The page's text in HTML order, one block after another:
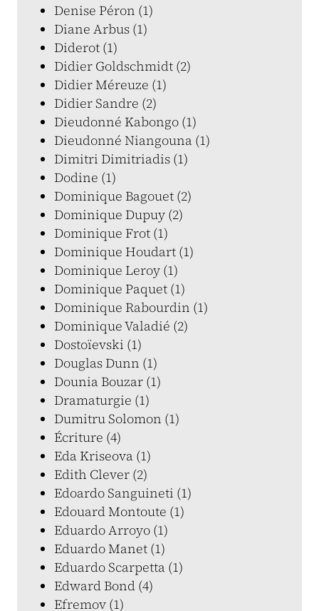
Denise Péron (1)
Diane Arbus (1)
Diderot (1)
Didier Goldschmidt (2)
Didier Méreuze (1)
Didier Sandre (2)
Dieudonné Kabongo (1)
Dieudonné Niangouna (1)
Dimitri Dimitriadis (1)
Dodine (1)
Dominique Bagouet (2)
Dominique Dupuy (2)
Dominique Frot (1)
Dominique Houdart (1)
Dominique Leroy (1)
Dominique Paquet (1)
Dominique Rabourdin (1)
Dominique Valadié (2)
Dostoïevski (1)
Douglas Dunn (1)
Dounia Bouzar (1)
Dramaturgie (1)
Dumitru Solomon (1)
Écriture (4)
Eda Kriseova (1)
Edith Clever (2)
Edoardo Sanguineti (1)
Edouard Montoute (1)
Eduardo Arroyo (1)
Eduardo Manet (1)
Eduardo Scarpetta (1)
Edward Bond (4)
Efremov (1)